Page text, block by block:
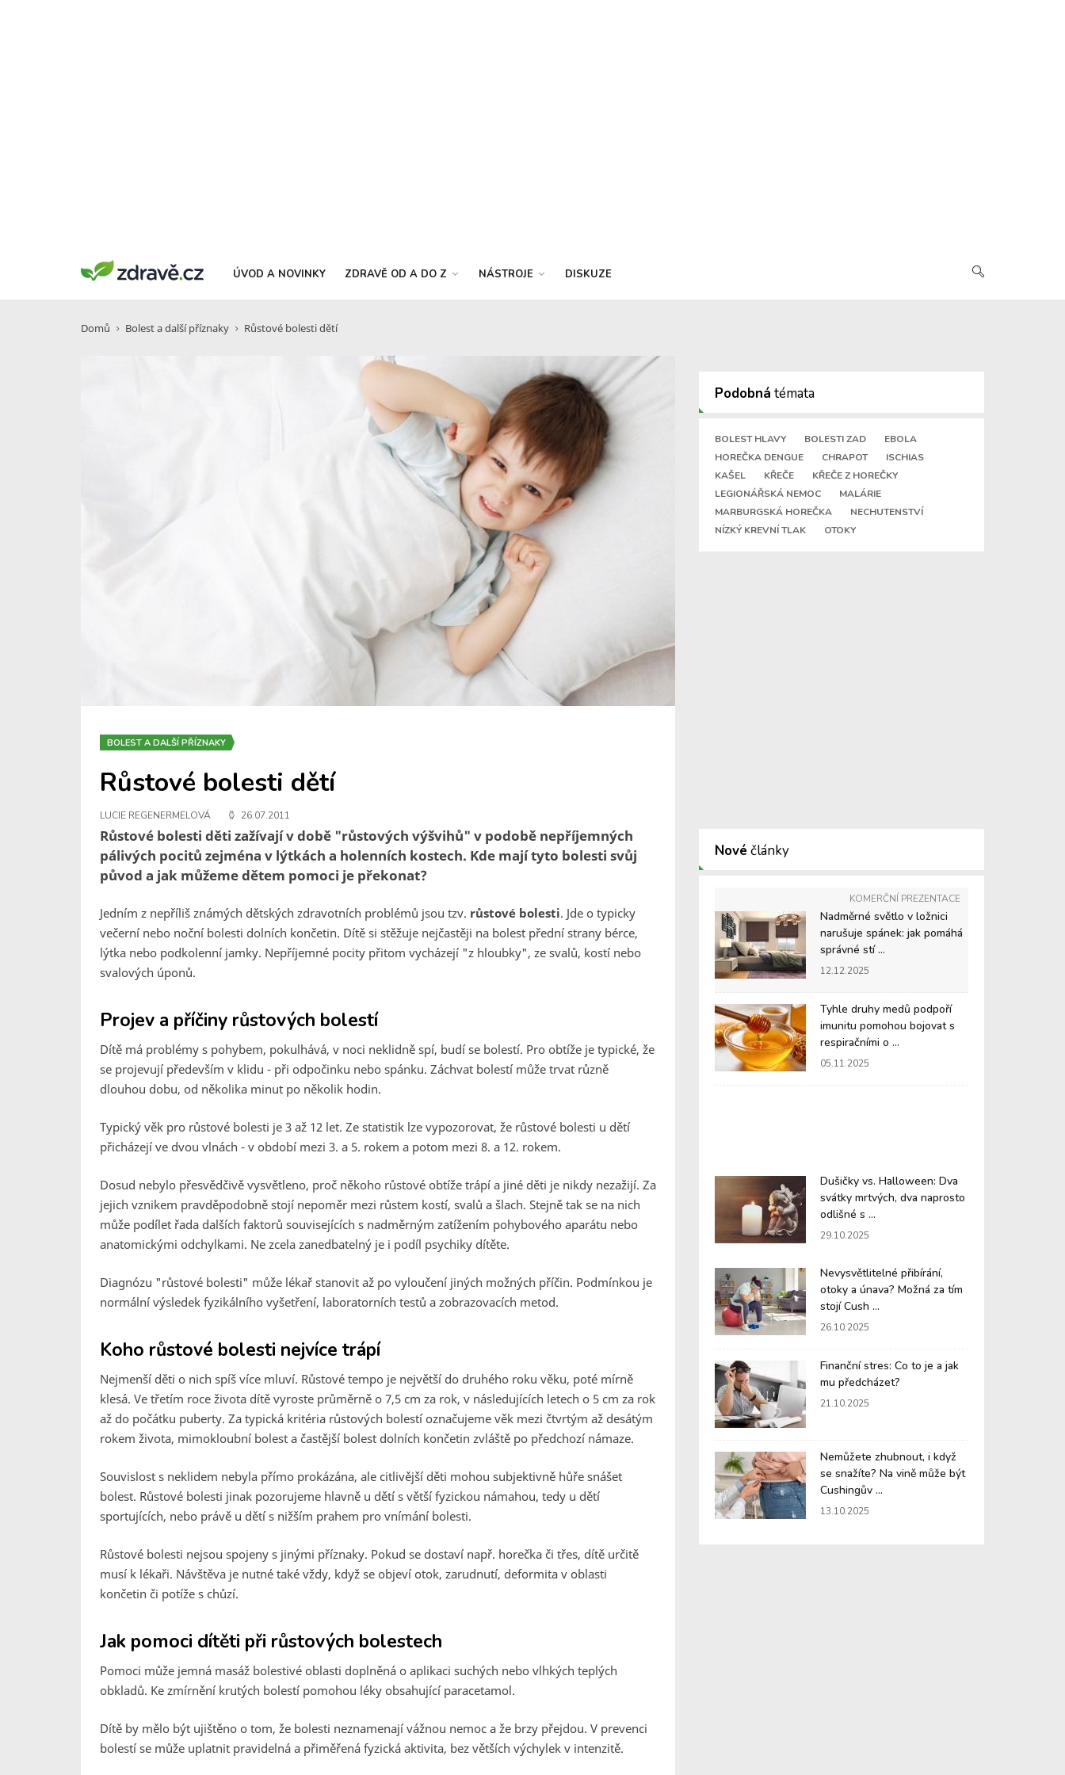
ÚVOD A NOVINKY ZDRAVĚ OD A DO Z NÁSTROJE DISKUZE
Domů Bolest a další příznaky Růstové bolesti dětí
BOLEST A DALŠÍ PŘÍZNAKY
Růstové bolesti dětí
LUCIE REGENERMELOVÁ 26.07.2011
Růstové bolesti děti zažívají v době "růstových výšvihů" v podobě nepříjemných
pálivých pocitů zejména v lýtkách a holenních kostech. Kde mají tyto bolesti svůj
původ a jak můžeme dětem pomoci je překonat?
Jedním z nepříliš známých dětských zdravotních problémů jsou tzv. růstové bolesti. Jde o typicky
večerní nebo noční bolesti dolních končetin. Dítě si stěžuje nejčastěji na bolest přední strany bérce,
lýtka nebo podkolenní jamky. Nepříjemné pocity přitom vycházejí "z hloubky", ze svalů, kostí nebo
svalových úponů.
Projev a příčiny růstových bolestí
Dítě má problémy s pohybem, pokulhává, v noci neklidně spí, budí se bolestí. Pro obtíže je typické, že
se projevují především v klidu - při odpočinku nebo spánku. Záchvat bolestí může trvat různě
dlouhou dobu, od několika minut po několik hodin.
Typický věk pro růstové bolesti je 3 až 12 let. Ze statistik lze vypozorovat, že růstové bolesti u dětí
přicházejí ve dvou vlnách - v období mezi 3. a 5. rokem a potom mezi 8. a 12. rokem.
Dosud nebylo přesvědčivě vysvětleno, proč někoho růstové obtíže trápí a jiné děti je nikdy nezažijí. Za
jejich vznikem pravděpodobně stojí nepoměr mezi růstem kostí, svalů a šlach. Stejně tak se na nich
může podílet řada dalších faktorů souvisejících s nadměrným zatížením pohybového aparátu nebo
anatomickými odchylkami. Ne zcela zanedbatelný je i podíl psychiky dítěte.
Diagnózu "růstové bolesti" může lékař stanovit až po vyloučení jiných možných příčin. Podmínkou je
normální výsledek fyzikálního vyšetření, laboratorních testů a zobrazovacích metod.
Koho růstové bolesti nejvíce trápí
Nejmenší děti o nich spíš více mluví. Růstové tempo je největší do druhého roku věku, poté mírně
klesá. Ve třetím roce života dítě vyroste průměrně o 7,5 cm za rok, v následujících letech o 5 cm za rok
až do počátku puberty. Za typická kritéria růstových bolestí označujeme věk mezi čtvrtým až desátým
rokem života, mimokloubní bolest a častější bolest dolních končetin zvláště po předchozí námaze.
Souvislost s neklidem nebyla přímo prokázána, ale citlivější děti mohou subjektivně hůře snášet
bolest. Růstové bolesti jinak pozorujeme hlavně u dětí s větší fyzickou námahou, tedy u dětí
sportujících, nebo právě u dětí s nižším prahem pro vnímání bolesti.
Růstové bolesti nejsou spojeny s jinými příznaky. Pokud se dostaví např. horečka či třes, dítě určitě
musí k lékaři. Návštěva je nutné také vždy, když se objeví otok, zarudnutí, deformita v oblasti
končetin či potíže s chůzí.
Jak pomoci dítěti při růstových bolestech
Pomoci může jemná masáž bolestivé oblasti doplněná o aplikaci suchých nebo vlhkých teplých
obkladů. Ke zmírnění krutých bolestí pomohou léky obsahující paracetamol.
Dítě by mělo být ujištěno o tom, že bolesti neznamenají vážnou nemoc a že brzy přejdou. V prevenci
bolestí se může uplatnit pravidelná a přiměřená fyzická aktivita, bez větších výchylek v intenzitě.
Podobná témata
BOLEST HLAVY BOLESTI ZAD
EBOLA
HOREČKA DENGUE
CHRAPOT
ISCHIAS
KAŠEL
KŘEČE
KŘEČE Z HOREČKY
LEGIONÁŘSKÁ NEMOC
MALÁRIE
MARBURGSKÁ HOREČKA
NECHUTENSTVÍ
NÍZKÝ KREVNÍ TLAK
OTOKY
Nové články
KOMERČNÍ PREZENTACE
Nadměrné světlo v ložnici
narušuje spánek: jak pomáhá
správné stí ...
12.12.2025
Tyhle druhy medů podpoří
imunitu pomohou bojovat s
respiračními o ...
05.11.2025
Dušičky vs. Halloween: Dva
svátky mrtvých, dva naprosto
odlišné s ...
29.10.2025
Nevysvětlitelné přibírání,
otoky a únava? Možná za tím
stojí Cush ...
26.10.2025
Finanční stres: Co to je a jak
mu předcházet?
21.10.2025
Nemůžete zhubnout, i když
se snažíte? Na vině může být
Cushingův ...
13.10.2025